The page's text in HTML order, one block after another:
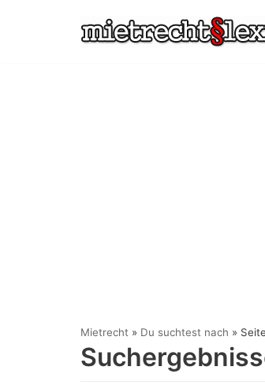
Mietrecht » Du suchtest nach »